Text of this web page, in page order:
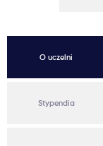
O uczelni
Stypendia